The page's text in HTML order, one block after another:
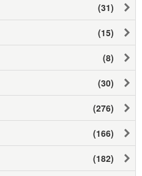
(31)
(15)
(8)
(30)
(276)
(166)
(182)